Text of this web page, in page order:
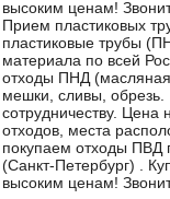
высоким ценам!
Прием пластиковых
пластиковые трубы
материала по всей
отходы ПНД (масляная
мешки, сливы,
сотрудничеству. Цена
отходов, места
покупаем отходы ПВД
(Санкт-Петербург) .
высоким ценам!